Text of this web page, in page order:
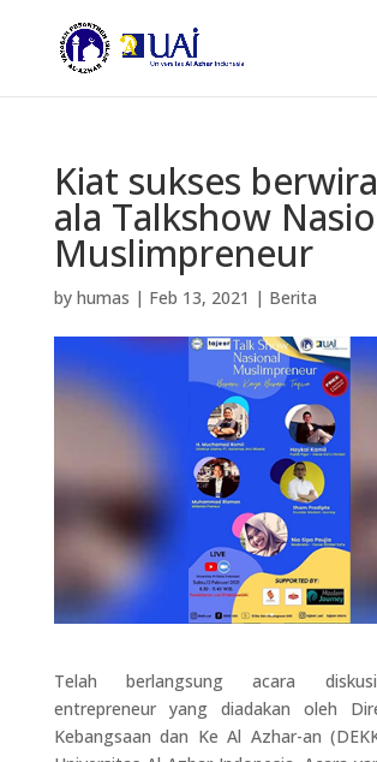
Kiat sukses
ala Talkshow
Muslimpreneur
by humas | Feb 13, 2021 | Berita
Telah berlangsung acara
entrepreneur yang diadakan oleh
Kebangsaan dan Ke Al Azhar-an